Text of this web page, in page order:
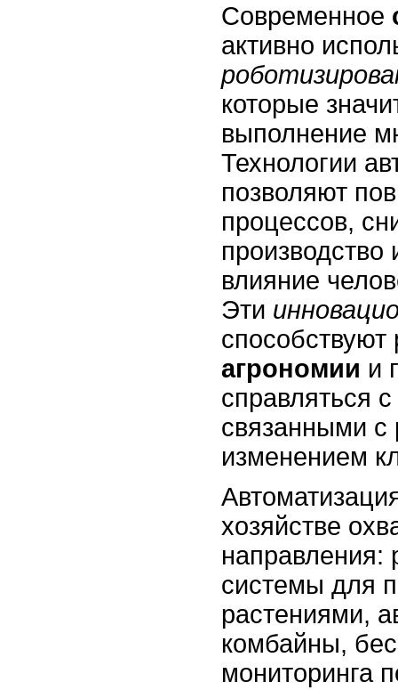
Современное
активно
которые
выполнение
Технологии
позволяют
процессов,
производство
влияние
Эти
способствуют
агрономии и
справляться
связанными с
изменением
хозяйстве
направления:
системы для
растениями,
комбайны,
мониторинга